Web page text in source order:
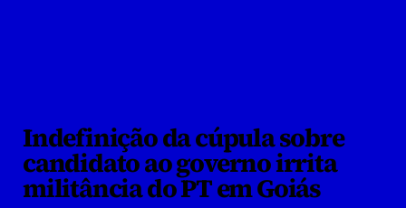
Indefinição da cúpula sobre
candidato ao governo irrita
militância do PT em Goiás